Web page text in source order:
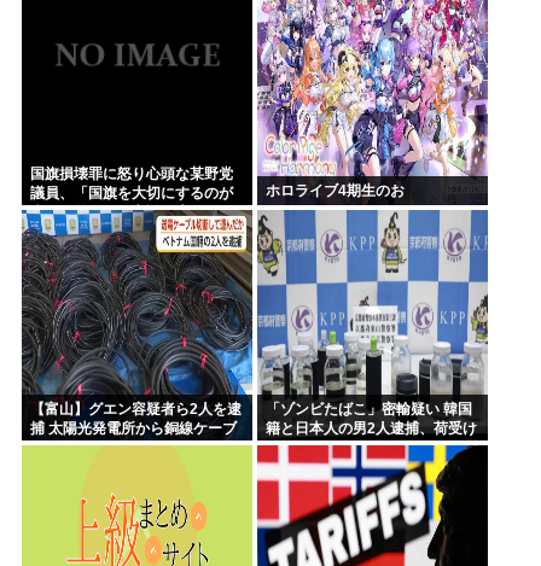
国旗損壊罪に怒り心頭な某野党
議員、「国旗を大切にするのが
当たり前という言説が広がる」
と本音を思わずぶっちゃけてし
まい……
ホロライブ4期生のお
【富山】グエン容疑者ら2人を逮
捕 太陽光発電所から銅線ケーブ
ルを盗む
「ゾンビたばこ」密輸疑い 韓国
籍と日本人の男2人逮捕、荷受け
役か